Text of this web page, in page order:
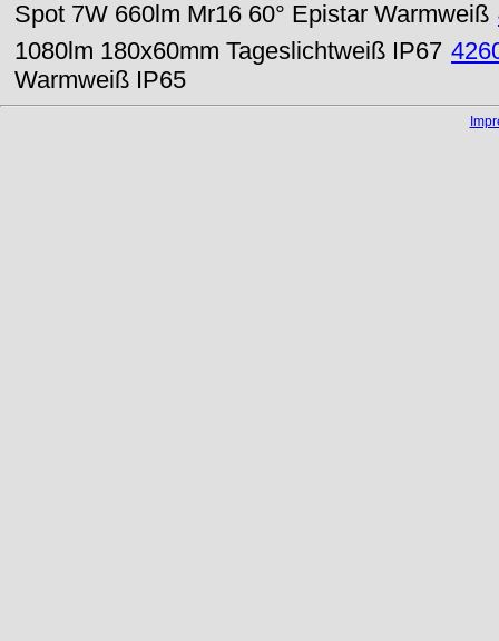
Spot 7W 660lm Mr16 60° Epistar Warmweiß
1080lm 180x60mm Tageslichtweiß IP67
Warmweiß IP65